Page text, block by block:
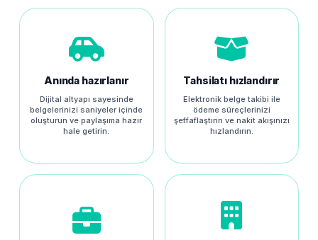
Anında hazırlanır
Dijital altyapı sayesinde
belgelerinizi saniyeler içinde
oluşturun ve paylaşıma hazır
hale getirin.
Tahsilatı hızlandırır
Elektronik belge takibi ile
ödeme süreçlerinizi
şeffaflaştırın ve nakit akışınızı
hızlandırın.